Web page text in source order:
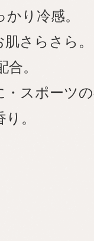
り冷感。
さらさら。
。
スポーツ
。